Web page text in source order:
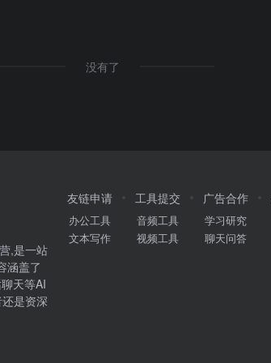
没有了
,是一站
涵盖了
天等AI
是资深
友链申请
办公工具
文本写作
工具提交
音频工具
视频工具
广告合作
学习研究
聊天问答